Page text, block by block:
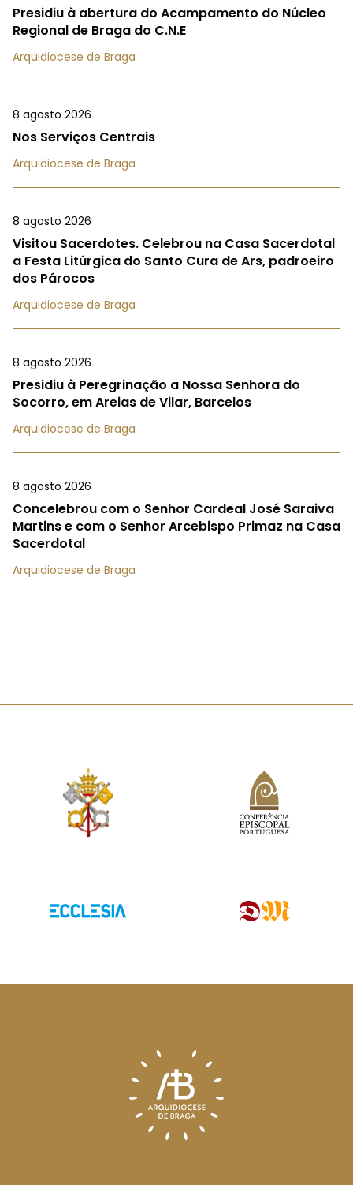
Presidiu à abertura do Acampamento do Núcleo
Regional de Braga do C.N.E
Arquidiocese de Braga
8 agosto 2026
Nos Serviços Centrais
Arquidiocese de Braga
8 agosto 2026
Visitou Sacerdotes. Celebrou na Casa Sacerdotal
a Festa Litúrgica do Santo Cura de Ars, padroeiro
dos Párocos
Arquidiocese de Braga
8 agosto 2026
Presidiu à Peregrinação a Nossa Senhora do
Socorro, em Areias de Vilar, Barcelos
Arquidiocese de Braga
8 agosto 2026
Concelebrou com o Senhor Cardeal José Saraiva
Martins e com o Senhor Arcebispo Primaz na Casa
Sacerdotal
Arquidiocese de Braga